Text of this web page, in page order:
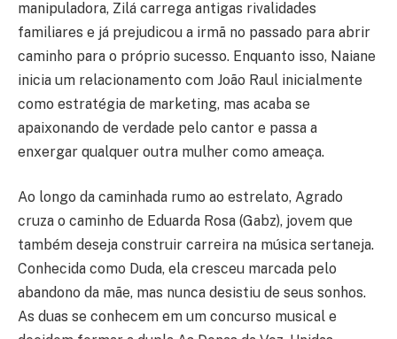
manipuladora, Zilá carrega antigas rivalidades
familiares e já prejudicou a irmã no passado para abrir
caminho para o próprio sucesso. Enquanto isso, Naiane
inicia um relacionamento com João Raul inicialmente
como estratégia de marketing, mas acaba se
apaixonando de verdade pelo cantor e passa a
enxergar qualquer outra mulher como ameaça.
Ao longo da caminhada rumo ao estrelato, Agrado
cruza o caminho de Eduarda Rosa (Gabz), jovem que
também deseja construir carreira na música sertaneja.
Conhecida como Duda, ela cresceu marcada pelo
abandono da mãe, mas nunca desistiu de seus sonhos.
As duas se conhecem em um concurso musical e